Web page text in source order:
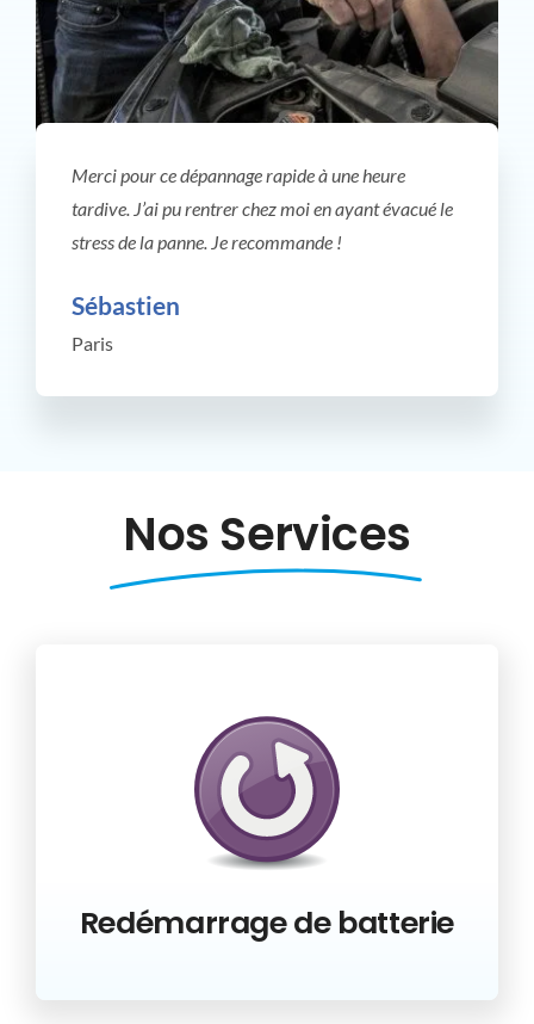
Merci pour ce dépannage rapide à une heure
tardive. J’ai pu rentrer chez moi en ayant évacué le
stress de la panne. Je recommande !
Sébastien
Paris
Nos Services
Redémarrage de batterie